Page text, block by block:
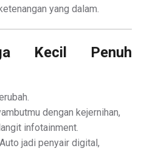
yang dalam.
Kecil Penuh
dengan kejernihan,
infotainment.
jadi penyair digital,